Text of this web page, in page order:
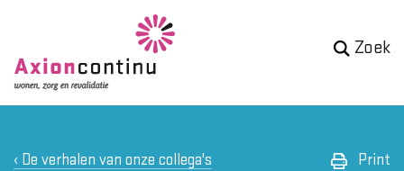
Zoek
De verhalen van onze collega's Print